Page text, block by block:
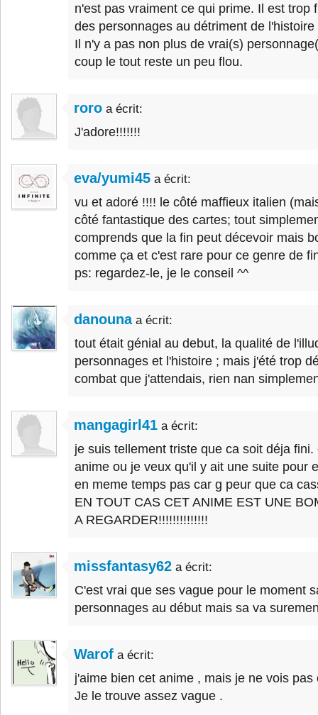
n'est pas vraiment ce qui prime. Il est trop
des personnages au détriment de
Il n'y a pas non plus de vrai(s)
coup le tout reste un peu flou.
roro a écrit:
J'adore!!!!!!!
eva/yumi45 a écrit:
vu et adoré !!!! le côté maffieux italien
côté fantastique des cartes; tout
comprends que la fin peut décevoir mais
comme ça et c'est rare pour ce genre de
ps: regardez-le, je le conseil ^^
danounaa écrit:
tout était génial au debut, la qualité de
personnages et l'histoire ; mais j'été trop
combat que j'attendais, rien nan
mangagirl41 a écrit:
je suis tellement triste que ca soit déja
anime ou je veux qu'il y ait une suite pour
en meme temps pas car g peur que ca
EN TOUT CAS CET ANIME EST UNE
A REGARDER!!!!!!!!!!!!!!
missfantasy62 a écrit:
C'est vrai que ses vague pour le moment
personnages au début mais sa va
Warof a écrit:
j'aime bien cet anime , mais je ne vois
Je le trouve assez vague .